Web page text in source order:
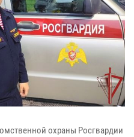
охраны Росгвардии